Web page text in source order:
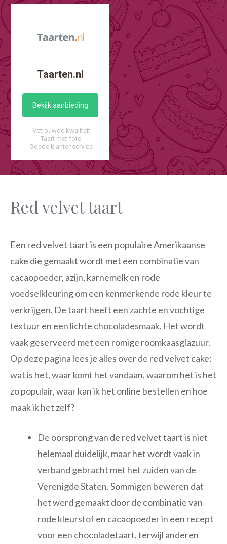
Taarten.nl
Bekijk aanbieding
Vetrouwde kwaliteit
Taart met foto
Goede klantenservice
Red velvet taart
Een red velvet taart is een populaire Amerikaanse
cake die gemaakt wordt met een combinatie van
cacaopoeder, azijn, karnemelk en rode
voedselkleuring om een kenmerkende rode kleur te
verkrijgen. De taart heeft een zachte en vochtige
textuur en een lichte chocoladesmaak. Het wordt
vaak geserveerd met een romige roomkaasglazuur.
Op deze pagina lees je alles over de red velvet cake:
wat is het, waar komt het vandaan, waarom het is het
zo populair, waar kan ik het online bestellen en hoe
maak ik het zelf?
De oorsprong van de red velvet taart is niet
helemaal duidelijk, maar het wordt vaak in
verband gebracht met het zuiden van de
Verenigde Staten. Sommigen beweren dat
het werd gemaakt door de combinatie van
rode kleurstof en cacaopoeder in een recept
voor een chocoladetaart, terwijl anderen